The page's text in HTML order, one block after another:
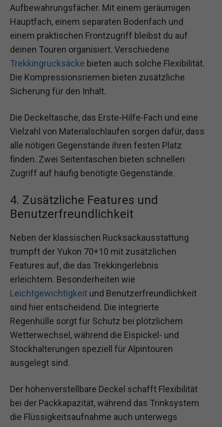
Aufbewahrungsfächer. Mit einem geräumigen
Hauptfach, einem separaten Bodenfach und
einem praktischen Frontzugriff bleibst du auf
deinen Touren organisiert. Verschiedene
Trekkingrucksäcke bieten auch solche Flexibilität.
Die Kompressionsriemen bieten zusätzliche
Sicherung für den Inhalt.
Die Deckeltasche, das Erste-Hilfe-Fach und eine
Vielzahl von Materialschlaufen sorgen dafür, dass
alle nötigen Gegenstände ihren festen Platz
finden. Zwei Seitentaschen bieten schnellen
Zugriff auf häufig benötigte Gegenstände.
4. Zusätzliche Features und
Benutzerfreundlichkeit
Neben der klassischen Rucksackausstattung
trumpft der Yukon 70+10 mit zusätzlichen
Features auf, die das Trekkingerlebnis
erleichtern. Besonderheiten wie
Leichtgewichtigkeit und Benutzerfreundlichkeit
sind hier entscheidend. Die integrierte
Regenhülle sorgt für Schutz bei plötzlichem
Wetterwechsel, während die Eispickel- und
Stockhalterungen speziell für Alpintouren
ausgelegt sind.
Der höhenverstellbare Deckel schafft Flexibilität
bei der Packkapazität, während das Trinksystem
die Flüssigkeitsaufnahme auch unterwegs